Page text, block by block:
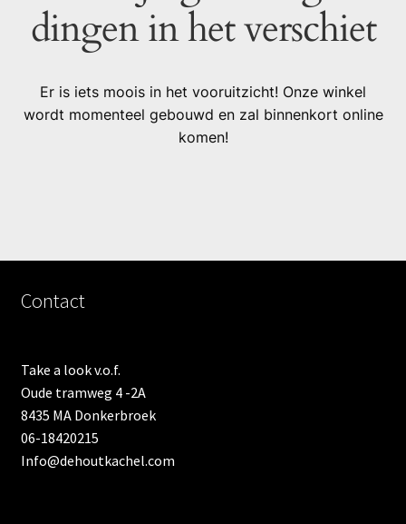
dingen in het verschiet
Er is iets moois in het vooruitzicht! Onze winkel
wordt momenteel gebouwd en zal binnenkort online
komen!
Contact
Take a look v.o.f.
Oude tramweg 4 -2A
8435 MA Donkerbroek
06-18420215
Info@dehoutkachel.com